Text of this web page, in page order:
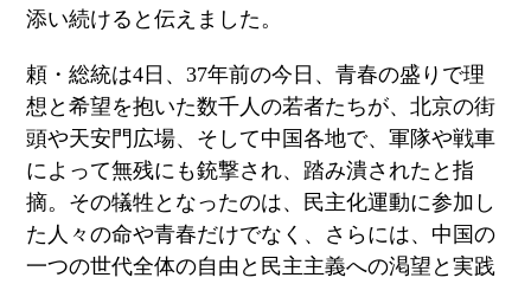
添い続けると伝えました。
頼・総統は4日、37年前の今日、青春の盛りで理
想と希望を抱いた数千人の若者たちが、北京の街
頭や天安門広場、そして中国各地で、軍隊や戦車
によって無残にも銃撃され、踏み潰されたと指
摘。その犠牲となったのは、民主化運動に参加し
た人々の命や青春だけでなく、さらには、中国の
一つの世代全体の自由と民主主義への渇望と実践